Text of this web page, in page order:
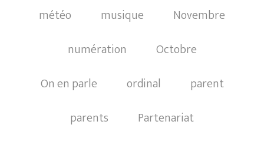
météo
musique
Novembre
numération
Octobre
On en parle
ordinal
parent
parents
Partenariat